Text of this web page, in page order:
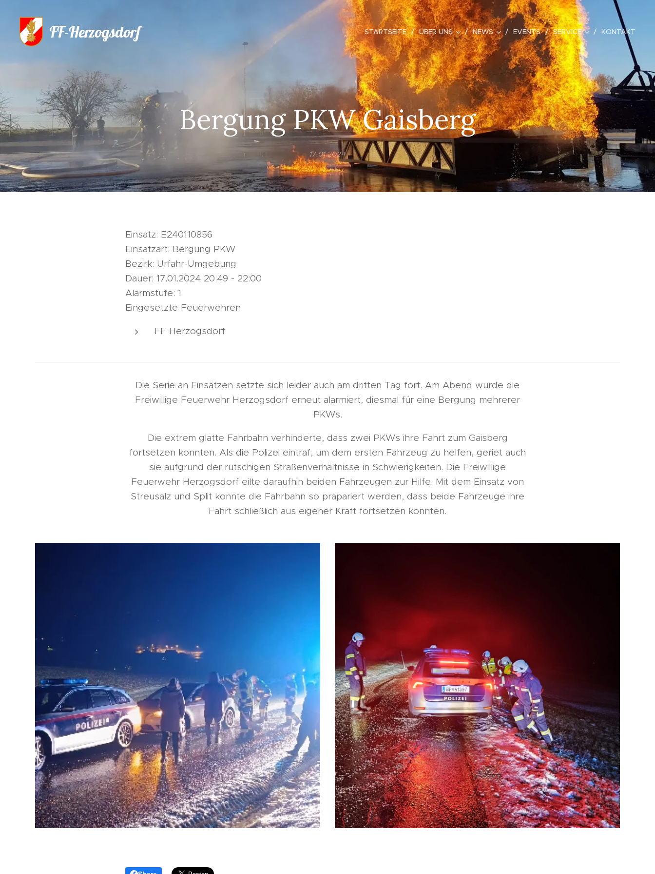
FF-Herzogsdorf STARTSEITE ÜBER UNS NEWS EVENTS SERVICE KONTAKT
Bergung PKW Gaisberg
17.01.2024
Einsatz: E240110856
Einsatzart: Bergung PKW
Bezirk: Urfahr-Umgebung
Dauer: 17.01.2024 20:49 - 22:00
Alarmstufe: 1
Eingesetzte Feuerwehren
FF Herzogsdorf
Die Serie an Einsätzen setzte sich leider auch am dritten Tag fort. Am Abend wurde die
Freiwillige Feuerwehr Herzogsdorf erneut alarmiert, diesmal für eine Bergung mehrerer
PKWs.
Die extrem glatte Fahrbahn verhinderte, dass zwei PKWs ihre Fahrt zum Gaisberg
fortsetzen konnten. Als die Polizei eintraf, um dem ersten Fahrzeug zu helfen, geriet auch
sie aufgrund der rutschigen Straßenverhältnisse in Schwierigkeiten. Die Freiwillige
Feuerwehr Herzogsdorf eilte daraufhin beiden Fahrzeugen zur Hilfe. Mit dem Einsatz von
Streusalz und Split konnte die Fahrbahn so präpariert werden, dass beide Fahrzeuge ihre
Fahrt schließlich aus eigener Kraft fortsetzen konnten.